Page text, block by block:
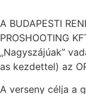
A BUDAPESTI
PROSHOOTING
„Nagyszájúak”
as kezdettel) az
A verseny célja a